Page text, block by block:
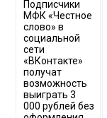
Подписчики
МФК «Честное
слово» в
социальной
сети
«ВКонтакте»
получат
возможность
выиграть 3
000 рублей без